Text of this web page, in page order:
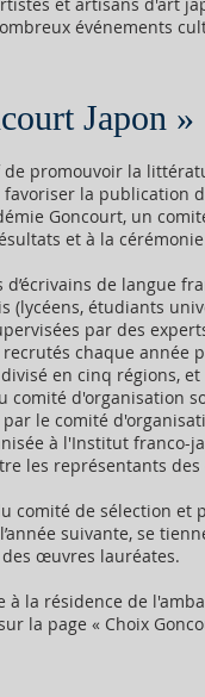
événements
Japon »
de promouvoir la
la publication
Goncourt, un
et à la
de langue
(lycéens, étudiants
par des
chaque année
en cinq régions,
comité d'organisation
le comité
à l'Institut franco-
les représentants
comité de sélection et
suivante, se
œuvres lauréates.
la résidence de
la page « Choix